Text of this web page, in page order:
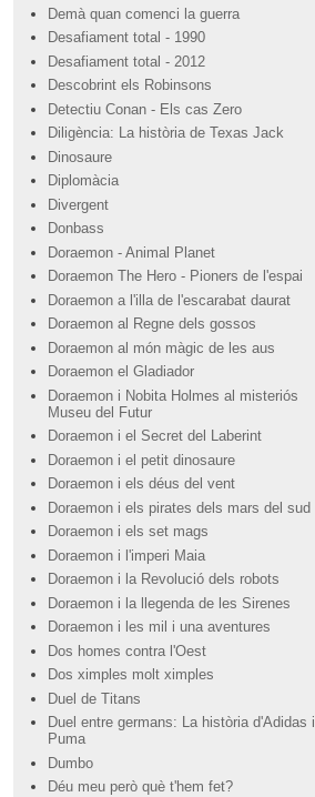
Demà quan comenci la guerra
Desafiament total - 1990
Desafiament total - 2012
Descobrint els Robinsons
Detectiu Conan - Els cas Zero
Diligència: La història de Texas Jack
Dinosaure
Diplomàcia
Divergent
Donbass
Doraemon - Animal Planet
Doraemon The Hero - Pioners de l'espai
Doraemon a l'illa de l'escarabat daurat
Doraemon al Regne dels gossos
Doraemon al món màgic de les aus
Doraemon el Gladiador
Doraemon i Nobita Holmes al misteriós
Museu del Futur
Doraemon i el Secret del Laberint
Doraemon i el petit dinosaure
Doraemon i els déus del vent
Doraemon i els pirates dels mars del sud
Doraemon i els set mags
Doraemon i l'imperi Maia
Doraemon i la Revolució dels robots
Doraemon i la llegenda de les Sirenes
Doraemon i les mil i una aventures
Dos homes contra l'Oest
Dos ximples molt ximples
Duel de Titans
Duel entre germans: La història d'Adidas i
Puma
Dumbo
Déu meu però què t'hem fet?